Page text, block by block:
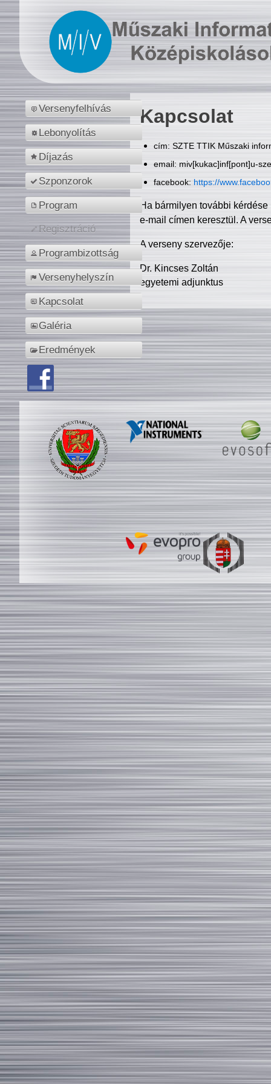
Versenyfelhívás
Lebonyolítás
Díjazás
Szponzorok
Program
Regisztráció
Programbizottság
Versenyhelyszín
Kapcsolat
Galéria
Eredmények
Kapcsolat
cím: SZTE TTIK Műszaki
email: miv[kukac]inf[pont]u-
facebook: https://
Ha bármilyen további
e-mail címen keresztül. A
A verseny szervezője:
Dr. Kincses Zoltán
egyetemi adjunktus